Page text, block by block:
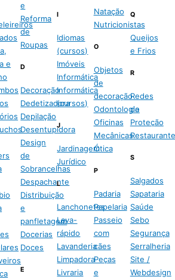
e
e
Reforma
de
Roupas
D
Decoração
Dedetizadora
Depilação
Desentupidora
Design
de
Sobrancelhas
Despachante
Distribuição
e
panfletagem
Docerias
Doces
E
I
Idiomas
(cursos)
Imóveis
Informática
Informática
(cursos)
J
Jardinagem
Jurídico
L
Lanchonetes
Lava-
rápido
Lavanderia
Limpadora
Livraria
Natação
Nutricionistas
O
Objetos
de
decoração
Odontologia
Oficinas
Mecânicas
Ótica
P
Padaria
Papelaria
Passeio
com
cães
Peças
e
Q
Queijos
e Frios
R
Redes
de
Proteção
S
Salgados
Sapataria
Saúde
Sebo
Segurança
Serralheria
Site /
Webdesign